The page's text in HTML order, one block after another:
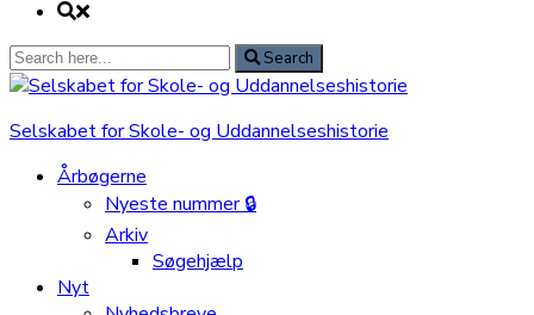
Search
for:
Search
Selskabet for Skole- og Uddannelseshistorie
Årbøgerne
Nyeste nummer 🔒
Arkiv
Søgehjælp
Nyt